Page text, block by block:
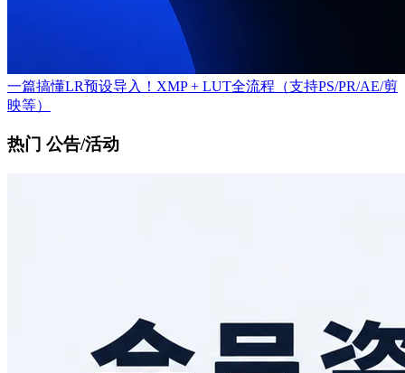
一篇搞懂LR预设导入！XMP + LUT全流程（支持PS/PR/AE/剪
映等）
热门 公告/活动